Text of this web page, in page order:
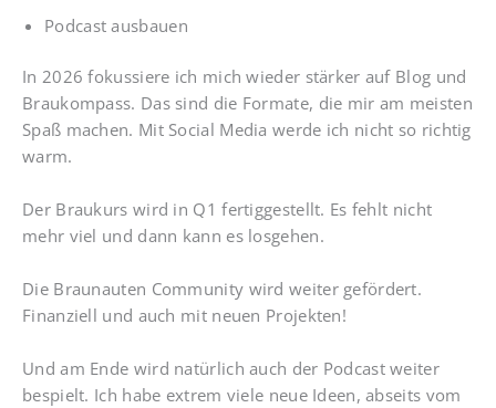
Podcast ausbauen
In 2026 fokussiere ich mich wieder stärker auf Blog und
Braukompass. Das sind die Formate, die mir am meisten
Spaß machen. Mit Social Media werde ich nicht so richtig
warm.
Der Braukurs wird in Q1 fertiggestellt. Es fehlt nicht
mehr viel und dann kann es losgehen.
Die Braunauten Community wird weiter gefördert.
Finanziell und auch mit neuen Projekten!
Und am Ende wird natürlich auch der Podcast weiter
bespielt. Ich habe extrem viele neue Ideen, abseits vom